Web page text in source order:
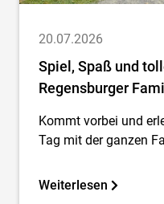
20.07.2026
Spiel, Spaß und
Regensburger
Kommt vorbei und
Tag mit der ganzen
Weiterlesen